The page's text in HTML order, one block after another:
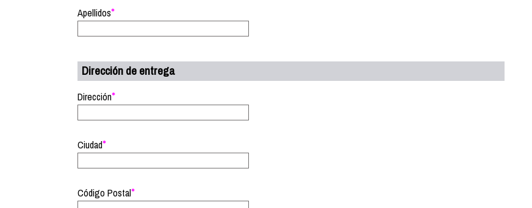
Apellidos*
Dirección de entrega
Dirección*
Ciudad*
Código Postal*